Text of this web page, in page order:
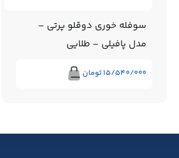
سوفله خوری دوقلو پرتی –
مدل پافیلی – طلایی
۱۵/۵۴۰/۰۰۰تومان